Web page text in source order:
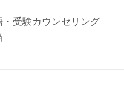
受験カウンセリング